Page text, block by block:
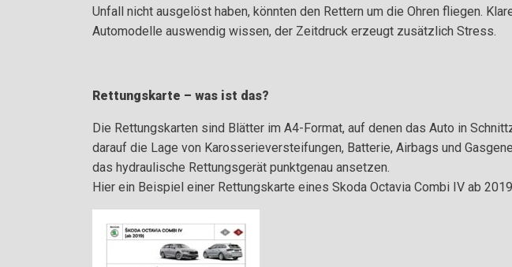
Unfall nicht ausgelöst haben, könnten den Rettern um die Ohren fliegen.
Automodelle auswendig wissen, der Zeitdruck erzeugt zusätzlich Stress.
Rettungskarte – was ist das?
Die Rettungskarten sind Blätter im A4-Format, auf denen das Auto in
darauf die Lage von Karosserieversteifungen, Batterie, Airbags und
das hydraulische Rettungsgerät punktgenau ansetzen.
Hier ein Beispiel einer Rettungskarte eines Skoda Octavia Combi IV ab